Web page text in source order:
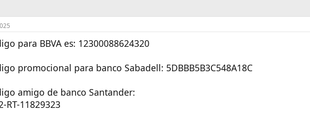
para BBVA es: 12300088624320
promocional para banco Sabadell: 5DBBB5B3C548A18C
amigo de banco Santander:
RT-11829323